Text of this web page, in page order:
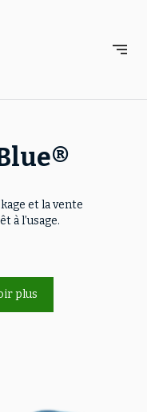
et la vente
à l’usage.
plus